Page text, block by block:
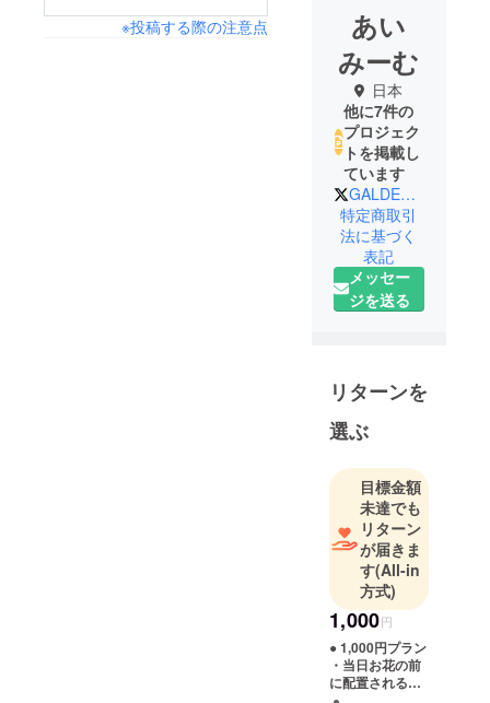
※投稿する際の注意点
あい
みーむ
日本
他に7件の
プロジェク
トを掲載し
ています
GALDEMiC_info
特定商取引
法に基づく
表記
メッセー
ジを送る
リターンを
選ぶ
目標金額
未達でも
リターン
が届きま
す(All-in
方式)
1,000円
● 1,000円プラン
・当日お花の前
に配置される名